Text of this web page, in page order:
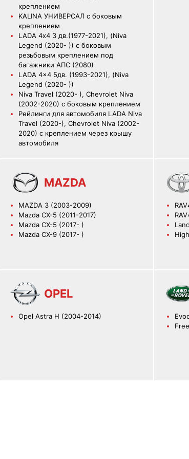
креплением
KALINA УНИВЕРСАЛ с боковым
креплением
LADA 4х4 3 дв.(1977-2021), (Niva
Legend (2020- )) с боковым
резьбовым креплением под
багажники АПС (2080)
LADA 4x4 5дв. (1993-2021), (Niva
Legend (2020- ))
Niva Travel (2020- ), Chevrolet Niva
(2002-2020) с боковым креплением
Рейлинги для автомобиля LADA Niva
Travel (2020-), Chevrolet Niva (2002-
2020) с креплением через крышу
автомобиля
MAZDA
MAZDA 3 (2003-2009)
Mazda CX-5 (2011-2017)
Mazda CX-5 (2017- )
Mazda CX-9 (2017- )
OPEL
Оpel Astra H (2004-2014)